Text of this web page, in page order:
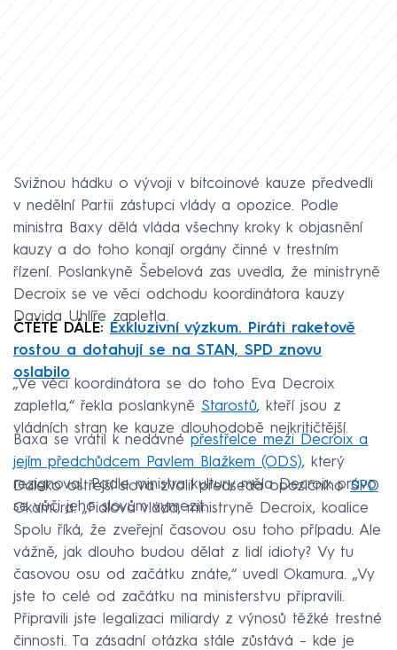
Svižnou hádku o vývoji v bitcoinové kauze předvedli
v nedělní Partii zástupci vlády a opozice. Podle
ministra Baxy dělá vláda všechny kroky k objasnění
kauzy a do toho konají orgány činné v trestním
řízení. Poslankyně Šebelová zas uvedla, že ministryně
Decroix se ve věci odchodu koordinátora kauzy
Davida Uhlíře zapletla.
ČTĚTE DÁLE:
Exkluzivní výzkum. Piráti raketově
rostou a dotahují se na STAN, SPD znovu
oslabilo
„Ve věci koordinátora se do toho Eva Decroix
zapletla,“ řekla poslankyně Starostů, kteří jsou z
vládních stran ke kauze dlouhodobě nejkritičtější.
Baxa se vrátil k nedávné přestřelce mezi Decroix a
jejím předchůdcem Pavlem Blažkem (ODS), který
rezignoval. Podle ministra kultury měla Decroix právo
se vůči jeho slovům vymezit.
Daleko ostřejší slova zvolil předseda opozičníhoSPD
Okamura. „Fialova vláda, ministryně Decroix, koalice
Spolu říká, že zveřejní časovou osu toho případu. Ale
vážně, jak dlouho budou dělat z lidí idioty? Vy tu
časovou osu od začátku znáte,“ uvedl Okamura. „Vy
jste to celé od začátku na ministerstvu připravili.
Připravili jste legalizaci miliardy z výnosů těžké trestné
činnosti. Ta zásadní otázka stále zůstává – kde je